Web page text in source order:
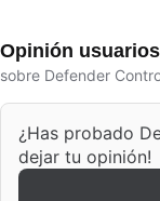
Opinión usuarios
sobre Defender
¿Has probado
dejar tu opinión!